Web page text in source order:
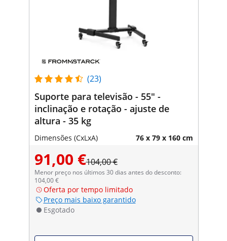
(23)
Suporte para televisão - 55" -
inclinação e rotação - ajuste de
altura - 35 kg
Dimensões (CxLxA) 76 x 79 x 160 cm
91,00 €104,00 €
Menor preço nos últimos 30 dias antes do desconto:
104,00 €
Oferta por tempo limitado
Preço mais baixo garantido
Esgotado